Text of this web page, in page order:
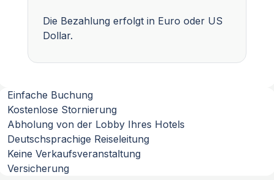
Die Bezahlung erfolgt in Euro oder US
Dollar.
Einfache Buchung
Kostenlose Stornierung
Abholung von der Lobby Ihres Hotels
Deutschsprachige Reiseleitung
Keine Verkaufsveranstaltung
Versicherung